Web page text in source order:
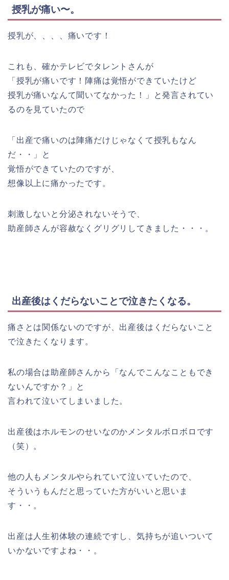
授乳が痛い〜。
授乳が、、、、痛いです！
これも、確かテレビでタレントさんが
「授乳が痛いです！陣痛は覚悟ができていたけど
授乳が痛いなんて聞いてなかった！」と発言されてい
るのを見ていたので
「出産で痛いのは陣痛だけじゃなくて授乳もなん
だ・・」と
覚悟ができていたのですが、
想像以上に痛かったです。
刺激しないと分泌されないそうで、
助産師さんが容赦なくグリグリしてきました・・・。
出産後はくだらないことで泣きたくなる。
痛さとは関係ないのですが、出産後はくだらないこと
で泣きたくなります。
私の場合は助産師さんから「なんでこんなこともでき
ないんですか？」と
言われて泣いてしまいました。
出産後はホルモンのせいなのかメンタルボロボロです
（笑）。
他の人もメンタルやられていて泣いていたので、
そういうもんだと思っていた方がいいと思いま
す・・。
出産は人生初体験の連続ですし、気持ちが追いついて
いかないですよね・・。